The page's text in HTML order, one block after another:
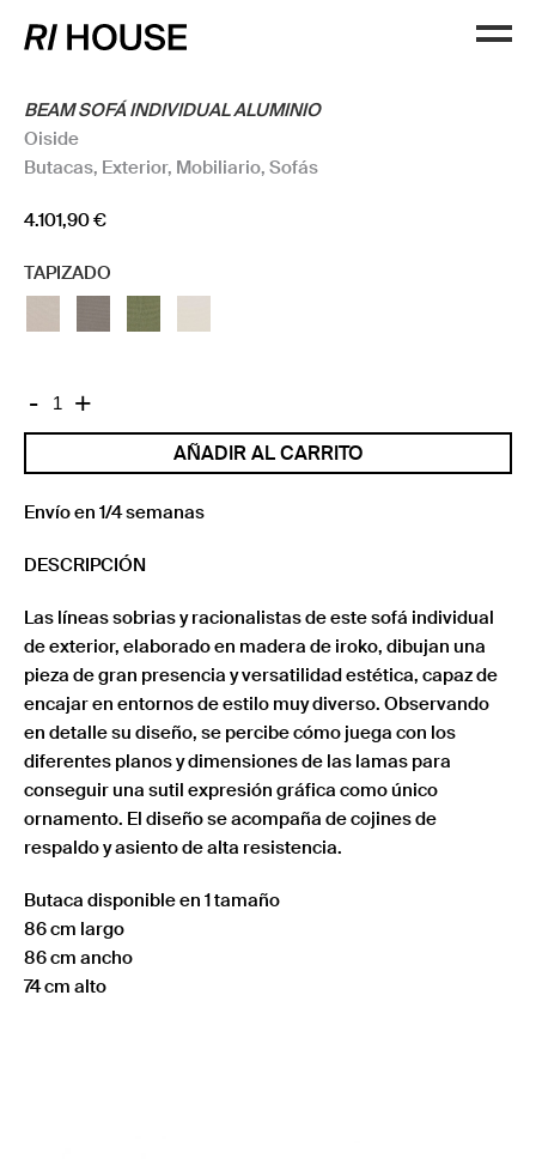
BEAM SOFÁ INDIVIDUAL ALUMINIO
Oiside
Butacas, Exterior, Mobiliario, Sofás
4.101,90€
TAPIZADO
-
BEAM
ALUMINIO
cantidad
+
AÑADIR AL CARRITO
Envío en 1/4 semanas
DESCRIPCIÓN
Las líneas sobrias y racionalistas de este sofá individual
de exterior, elaborado en madera de iroko, dibujan una
pieza de gran presencia y versatilidad estética, capaz de
encajar en entornos de estilo muy diverso. Observando
en detalle su diseño, se percibe cómo juega con los
diferentes planos y dimensiones de las lamas para
conseguir una sutil expresión gráfica como único
ornamento. El diseño se acompaña de cojines de
respaldo y asiento de alta resistencia.
Butaca disponible en 1 tamaño
86 cm largo
86 cm ancho
74 cm alto